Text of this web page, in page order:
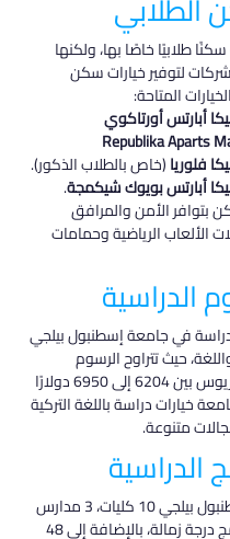
طلابيًا خاصًا بها، ولكنها
لتوفير خيارات سكن
المتاحة:
أبارتس أورتاكوي
فلوريا (خاص بالطلاب الذكور).
أبارتس بويوك شيكمجة.
بتوافر الأمن والمرافق
الألعاب الرياضية وحمامات
الدراسية
في جامعة إسطنبول بيلجي
حيث تتراوح الرسوم
الدراسية للبكالوريوس بين 6204 إلى 6950 دولارًا
خيارات دراسة باللغة التركية
متنوعة.
الدراسية
تضم جامعة إسطنبول بيلجي 10 كليات، 3 مدارس